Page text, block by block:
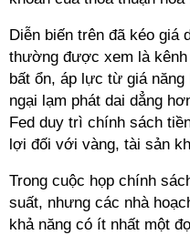
Diễn biến trên đã kéo giá
thường được xem là
bất ổn, áp lực từ giá
ngại lạm phát dai dẳng
Fed duy trì chính sách
lợi đối với vàng, tài sản
Trong cuộc họp chính
suất, nhưng các nhà
khả năng có ít nhất một